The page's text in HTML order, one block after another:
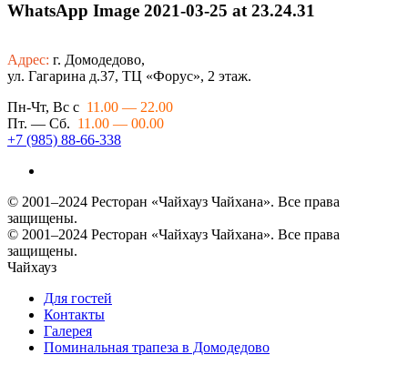
WhatsApp Image 2021-03-25 at 23.24.31
Адрес: г. Домодедово,
ул. Гагарина д.37, ТЦ «Форус», 2 этаж.
Пн-Чт, Вс с 11.00 — 22.00
Пт. — Сб. 11.00 — 00.00
+7 (985) 88-66-338
© 2001–2024 Ресторан «Чайхауз Чайхана». Все права
защищены.
© 2001–2024 Ресторан «Чайхауз Чайхана». Все права
защищены.
Чайхауз
Для гостей
Контакты
Галерея
Поминальная трапеза в Домодедово